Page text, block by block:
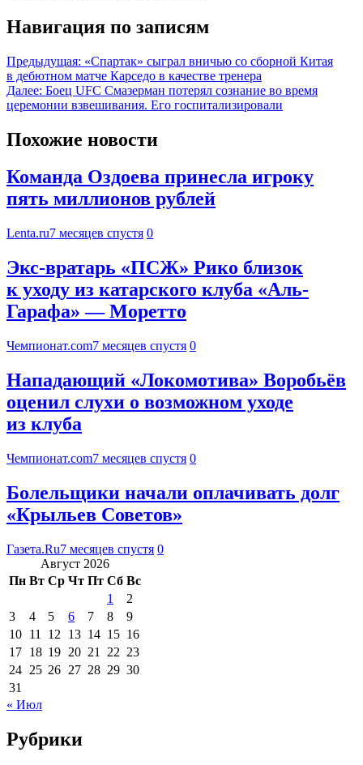
Навигация по записям
Предыдущая: «Спартак» сыграл вничью со сборной Китая
в дебютном матче Карседо в качестве тренера
Далее: Боец UFC Смазерман потерял сознание во время
церемонии взвешивания. Его госпитализировали
Похожие новости
Команда Оздоева принесла игроку
пять миллионов рублей
Lenta.ru7 месяцев спустя 0
Экс-вратарь «ПСЖ» Рико близок
к уходу из катарского клуба «Аль-
Гарафа» — Моретто
Чемпионат.com7 месяцев спустя 0
Нападающий «Локомотива» Воробьёв
оценил слухи о возможном уходе
из клуба
Чемпионат.com7 месяцев спустя 0
Болельщики начали оплачивать долг
«Крыльев Советов»
Газета.Ru7 месяцев спустя 0
Август 2026
Пн Вт Ср Чт Пт Сб Вс
1
2
3
4 5 6 7 8
9
10 11 12 13 14 15 16
17 18 19 20 21 22 23
24 25 26 27 28 29 30
31
« Июл
Рубрики